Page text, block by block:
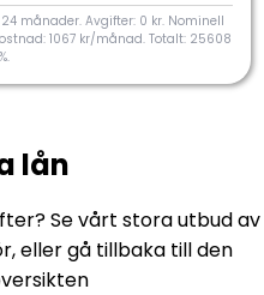
månader. Avgifter: 0 kr. Nominell
1067 kr/månad. Totalt: 25608
lån
Se vårt stora utbud av
eller gå tillbaka till den